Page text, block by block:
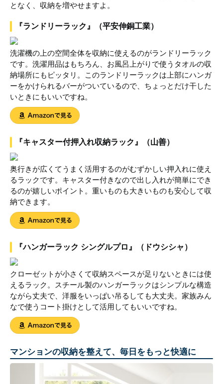
となく、収納を増やせますよ。
『ランドリーラック』（平安伸銅工業）
洗濯機の上の空間全体を収納に使えるのがランドリーラック
です。洗濯用品はもちろん、お風呂上がりで使うタオルの収
納場所にもピッタリ。このランドリーラックは上部にハンガ
ーをかけられるバーがついているので、ちょっとだけ干した
いときにもいいですね。
『キャスター付押入れ収納ラック』（山善）
奥行きが広くてうまく活用するのがむずかしい押入れに使え
るラックです。キャスター付きなので出し入れが簡単にでき
るのが嬉しいポイント。重いものも大きいものも安心して収
納できます。
『ハンガーラック シングルプロ』（ドウシシャ）
クローゼットが小さくて収納スペースが足りないときには使
えるラック。スチール製のハンガーラックはシンプルな構造
ながら丈夫で、洋服をいっぱい吊るしても大丈夫。家族みん
なで使うコート掛けとして活用してもいいですね。
マンションの収納を整えて、毎日をもっと快適に